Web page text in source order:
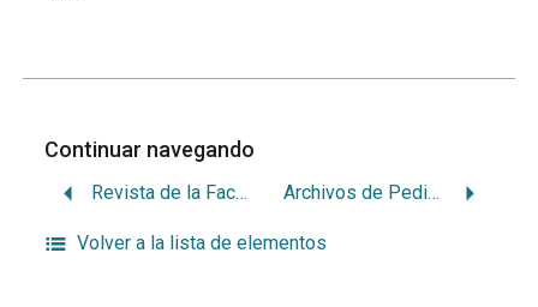
Continuar navegando
Revista de la Facultad de Medicina (Colombia) Archivos de Pediatría del Uruguay
Volver a la lista de elementos